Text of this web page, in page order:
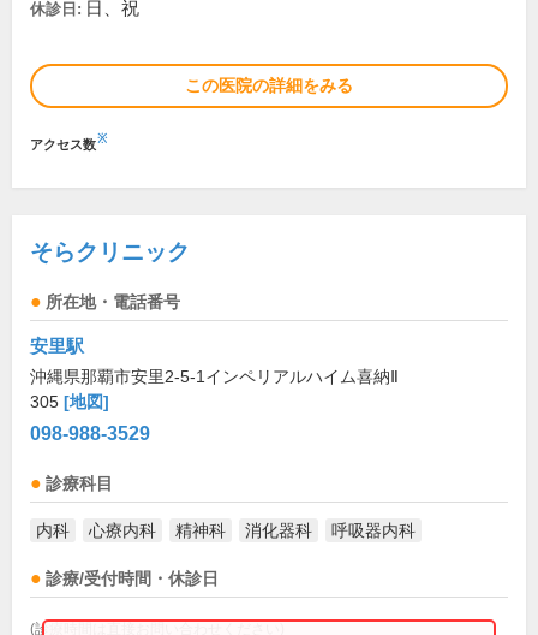
休診日: 日、祝
この医院の詳細をみる
アクセス数※
そらクリニック
所在地・電話番号
安里駅
沖縄県那覇市安里2-5-1インペリアルハイム喜納Ⅱ
305 [地図]
098-988-3529
診療科目
内科 心療内科 精神科 消化器科 呼吸器内科
診療/受付時間・休診日
(診療時間は直接お問い合わせください)